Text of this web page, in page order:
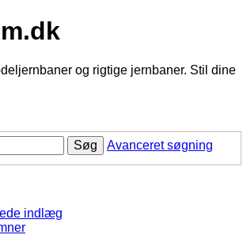
og rigtige jernbaner. Stil dine
Søg Avanceret søgning
indlæg